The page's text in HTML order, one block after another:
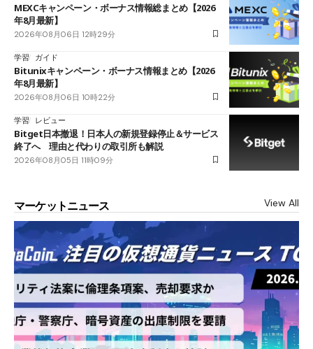
MEXCキャンペーン・ボーナス情報総まとめ【2026
年8月最新】
2026年08月06日 12時29分
学習 ガイド
Bitunixキャンペーン・ボーナス情報まとめ【2026
年8月最新】
2026年08月06日 10時22分
学習 レビュー
Bitget日本撤退！日本人の新規登録停止＆サービス
終了へ 理由と代わりの取引所も解説
2026年08月05日 11時09分
マーケットニュース View All